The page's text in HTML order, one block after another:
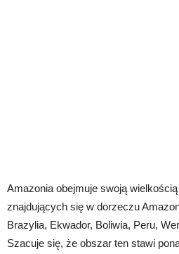
Amazonia obejmuje swoją
znajdujących się w dorzeczu
Brazylia, Ekwador, Boliwia, Peru,
Szacuje się, że obszar ten stawi